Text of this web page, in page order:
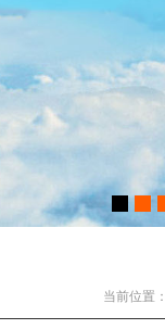
当前位置：